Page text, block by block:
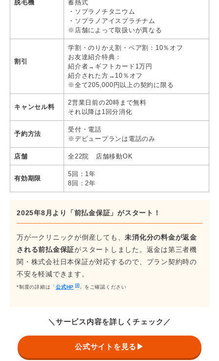
脱毛機
蓄熱式
・ソプラノチタニウム
・ソプラノアイスプラチナム
※店舗によって取扱いが異なる
割引
学割・のりかえ割・ペア割：10％オフ
お友達紹介特典：
紹介者→ギフトカード1万円
紹介された方→10％オフ
※全て205,000円以上の契約に限る
キャンセル料
2営業日前の20時まで無料
それ以降は1回分消化
予約方法
受付・電話
※デビュープランは電話のみ
店舗 全22院 店舗移動OK
有効期限
5回：1年
8回：2年
2025年8月より「前払金保証」がスタート！
万が一クリニックが倒産しても、未消化分の料金が返金
される前払金保証がスタートしました。返金は第三者機
関・株式会社日本保証が対応するので、プラン契約時の
不安を軽減できます。
*制度の詳細は「公式HP 」をご確認ください
＼サービス内容を詳しくチェック／
公式サイトを見る▶